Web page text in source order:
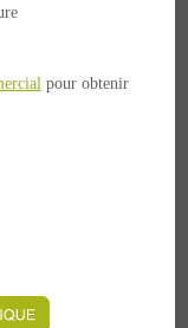
pour obtenir